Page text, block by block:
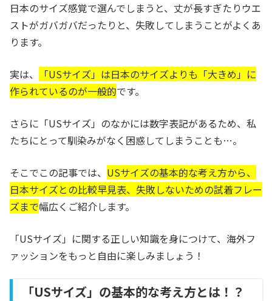
日本のサイズ感覚で選んでしまうと、丈が長すぎたりウエ
ストがガバガバだったりと、失敗してしまうことがよくあ
ります。
実は、
「USサイズ」は日本のサイズよりも「大きめ」に
作られているのが一般的です。
さらに「USサイズ」のなかには数字表記があるため、私
たちにとって馴染みがなく困惑してしまうことも…。
そこでこの記事では、 USサイズの基本的な考え方から、
日本サイズとの比較早見表、失敗しないための試着フレー
ズまで幅広くご紹介します。
「USサイズ」に関する正しい知識を身につけて、海外フ
ァッションをもっと自由に楽しみましょう！
「USサイズ」の基本的な考え方とは！？